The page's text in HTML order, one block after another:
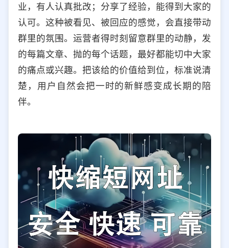
业，有人认真批改；分享了经验，能得到大家的
认可。这种被看见、被回应的感觉，会直接带动
群里的氛围。运营者得时刻留意群里的动静，发
的每篇文章、抛的每个话题，最好都能切中大家
的痛点或兴趣。把该给的价值给到位，标准说清
楚，用户自然会把一时的新鲜感变成长期的陪
伴。